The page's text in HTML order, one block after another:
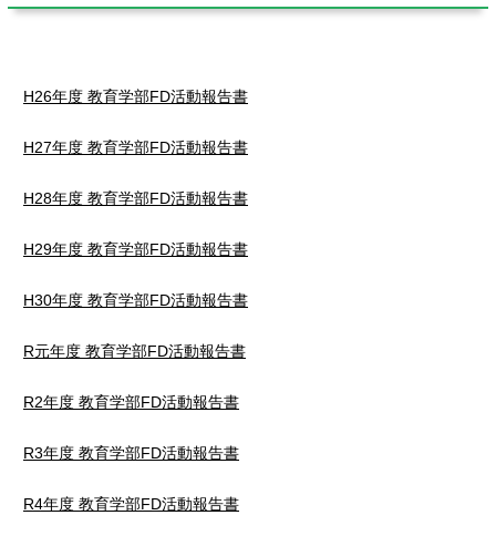
H26年度 教育学部FD活動報告書
H27年度 教育学部FD活動報告書
H28年度 教育学部FD活動報告書
H29年度 教育学部FD活動報告書
H30年度 教育学部FD活動報告書
R元年度 教育学部FD活動報告書
R2年度 教育学部FD活動報告書
R3年度 教育学部FD活動報告書
R4年度 教育学部FD活動報告書